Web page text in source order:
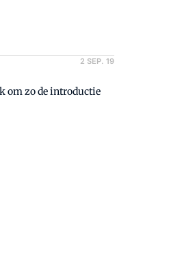
2 SEP. 19
om zo de introductie